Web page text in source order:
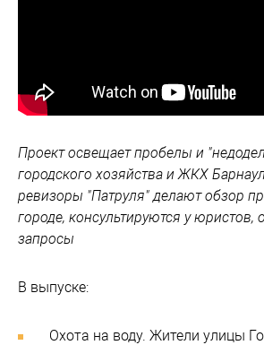
Проект освещает пробелы и
городского хозяйства и ЖКХ
ревизоры "Патруля" делают обзор
городе, консультируются у юристов,
запросы
В выпуске:
Охота на воду. Жители улицы